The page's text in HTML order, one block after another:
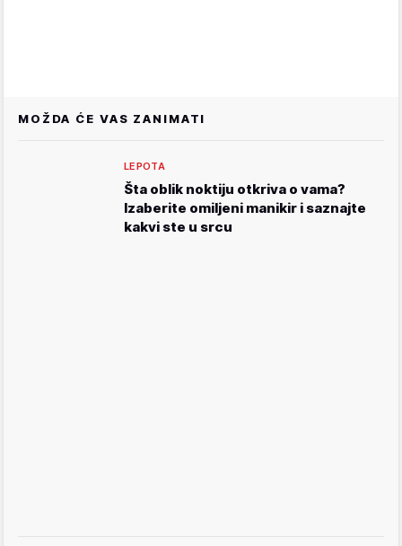
MOŽDA ĆE VAS ZANIMATI
LEPOTA
Šta oblik noktiju otkriva o vama?
Izaberite omiljeni manikir i saznajte
kakvi ste u srcu